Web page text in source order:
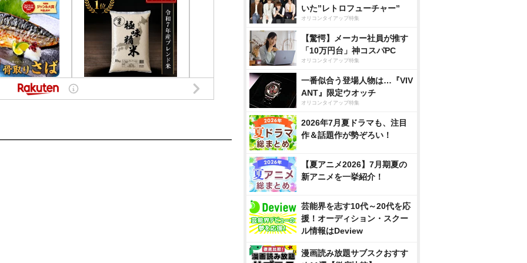
いた”レトロフューチャー”
オリコンタイアップ特集
【驚愕】メーカー社員が推す
「10万円台」神コスパPC
オリコンタイアップ特集
一番似合う登場人物は…『VIV
ANT』限定ウオッチ
オリコンタイアップ特集
2026年7月夏ドラマも、注目
作＆話題作が勢ぞろい！
【夏アニメ2026】7月期夏の
新アニメを一挙紹介！
芸能界を志す10代～20代を応
援！オーディション・スクー
ル情報はDeview
漫画読み放題サブスクおすす